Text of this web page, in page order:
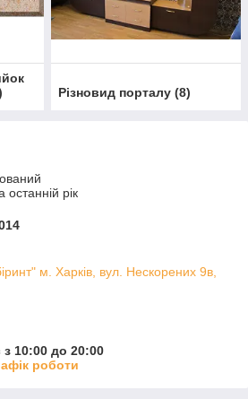
Різновид порталу (8)
останній рік
м. Харків, вул. Нескорених 9в,
10:00 до 20:00
роботи